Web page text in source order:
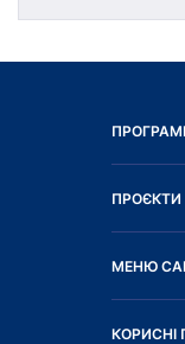
ПРОЄКТИ
МЕНЮ
КОРИСНІ